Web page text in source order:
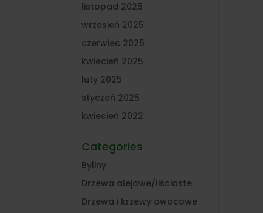
listopad 2025
wrzesień 2025
czerwiec 2025
kwiecień 2025
luty 2025
styczeń 2025
kwiecień 2022
Categories
Byliny
Drzewa alejowe/liściaste
Drzewa i krzewy owocowe